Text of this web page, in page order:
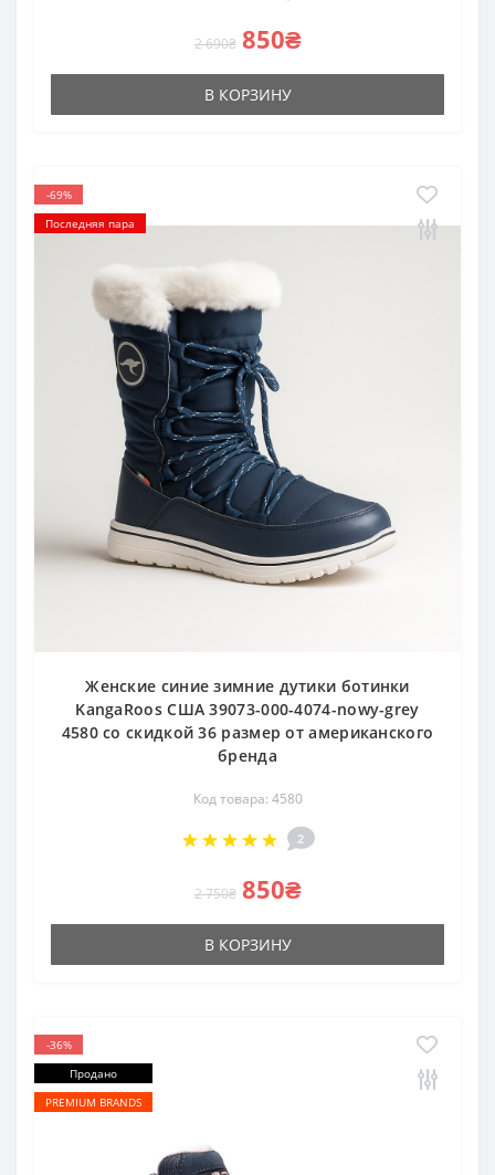
2 690₴ 850₴
В КОРЗИНУ
-69%
Последняя пара
Женские синие зимние дутики ботинки
KangaRoos США 39073-000-4074-nowy-grey
4580 со скидкой 36 размер от американского
бренда
Код товара: 4580
2
2 750₴ 850₴
В КОРЗИНУ
-36%
Продано
PREMIUM BRANDS